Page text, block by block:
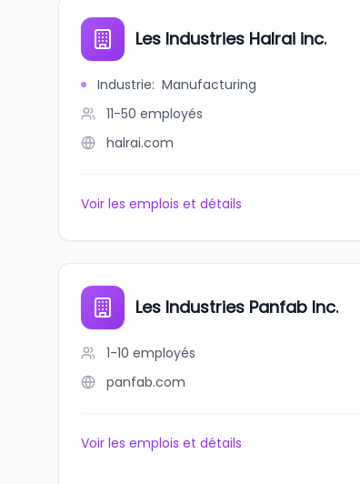
Les Industries Halrai inc.
Industrie: Manufacturing
11-50 employés
halrai.com
Voir les emplois et détails
Les Industries Panfab Inc.
1-10 employés
panfab.com
Voir les emplois et détails